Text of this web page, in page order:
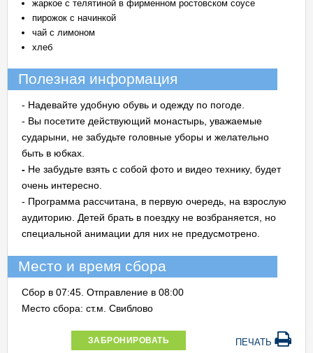
жаркое с телятиной в фирменном ростовском соусе
пирожок с начинкой
чай с лимоном
хлеб
Полезная информация
- Надевайте удобную обувь и одежду по погоде.
- Вы посетите действующий монастырь, уважаемые
сударыни, не забудьте головные уборы и желательно
быть в юбках.
- Не забудьте взять с собой фото и видео технику, будет
очень интересно.
- Программа рассчитана, в первую очередь, на взрослую
аудиторию. Детей брать в поездку не возбраняется, но
специальной анимации для них не предусмотрено.
Место и время сбора
Сбор в 07:45. Отправление в 08:00
Место сбора: ст.м. Свиблово
ЗАБРОНИРОВАТЬ ПЕЧАТЬ